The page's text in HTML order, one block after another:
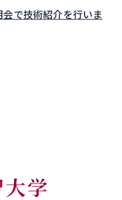
で技術紹介を行いま